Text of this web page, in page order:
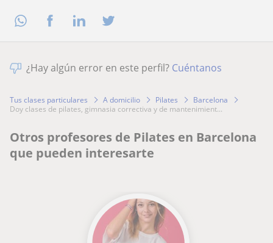
¿Hay algún error en este perfil? Cuéntanos
Tus clases particulares A domicilio Pilates
Barcelona
doy clases de pilates, gimnasia correctiva y de mantenimient...
Otros profesores de Pilates en Barcelona
que pueden interesarte